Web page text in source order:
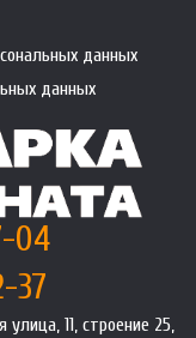
данных
данных
04
37
11, строение 25,